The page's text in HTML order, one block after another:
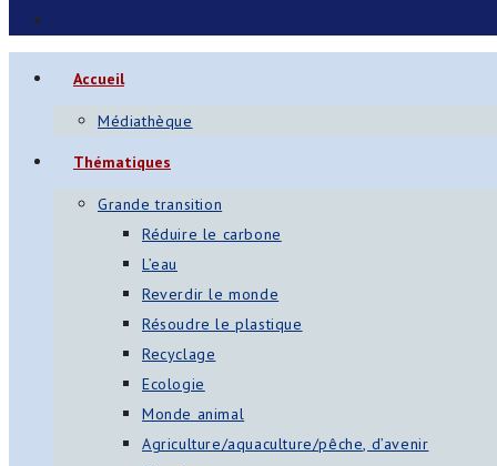
Accueil
Médiathèque
Thématiques
Grande transition
Réduire le carbone
L’eau
Reverdir le monde
Résoudre le plastique
Recyclage
Ecologie
Monde animal
Agriculture/aquaculture/pêche, d’avenir